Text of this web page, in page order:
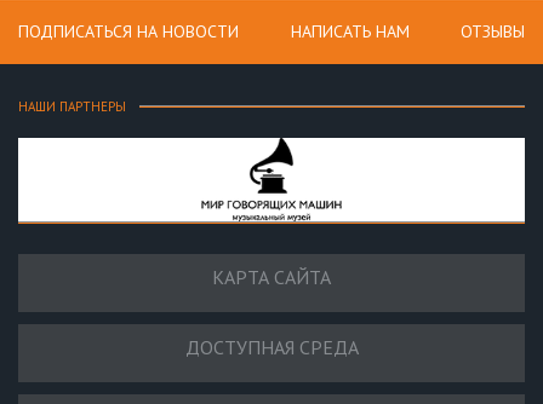
ПОДПИСАТЬСЯ НА НОВОСТИ НАПИСАТЬ НАМ ОТЗЫВЫ
НАШИ ПАРТНЕРЫ
КАРТА САЙТА
ДОСТУПНАЯ СРЕДА